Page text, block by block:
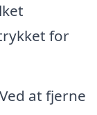
for
Ved at fjerne